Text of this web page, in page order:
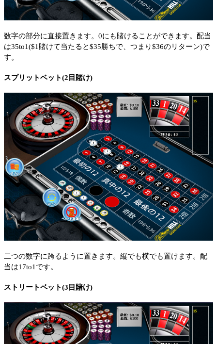
数字の部分に直接置きます。0にも賭けることができます。配当
は35to1($1賭けて当たると$35勝ちで、つまり$36のリターン)で
す。
スプリットベット(2目賭け)
二つの数字に跨るように置きます。縦でも横でも置けます。配
当は17to1です。
ストリートベット(3目賭け)